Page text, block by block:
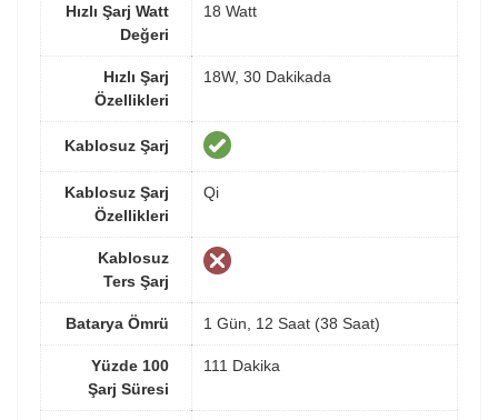
Hızlı Şarj Watt
Değeri
18 Watt
Hızlı Şarj
Özellikleri
18W, 30 Dakikada
Kablosuz Şarj
Kablosuz Şarj
Özellikleri
Qi
Kablosuz
Ters Şarj
Batarya Ömrü 1 Gün, 12 Saat (38 Saat)
Yüzde 100
Şarj Süresi
111 Dakika